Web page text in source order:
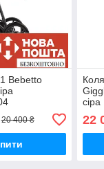
Bebetto
20 400 ₴
сіра
22